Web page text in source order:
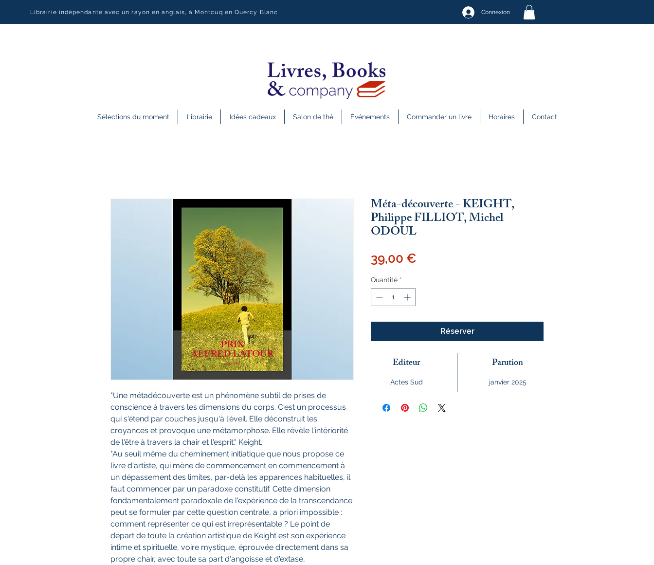
Librairie indépendante avec un rayon en anglais, à Montcuq en Quercy Blanc Connexion
Sélections du moment Librairie Idées cadeaux Salon de thé Événements Commander un livre Horaires Contact
"Une métadécouverte est un phénomène subtil de prises de
conscience à travers les dimensions du corps. C'est un processus
qui s'étend par couches jusqu'à l'éveil. Elle déconstruit les
croyances et provoque une métamorphose. Elle révèle l'intériorité
de l'être à travers la chair et l'esprit." Keight.
"Au seuil même du cheminement initiatique que nous propose ce
livre d'artiste, qui mène de commencement en commencement à
un dépassement des limites, par-delà les apparences habituelles, il
faut commencer par un paradoxe constitutif. Cette dimension
fondamentalement paradoxale de l'expérience de la transcendance
peut se formuler par cette question centrale, a priori impossible :
comment représenter ce qui est irreprésentable ? Le point de
départ de toute la création artistique de Keight est son expérience
intime et spirituelle, voire mystique, éprouvée directement dans sa
propre chair, avec toute sa part d'angoisse et d'extase,
Méta-découverte - KEIGHT,
Philippe FILLIOT, Michel
ODOUL
39,00 €
Quantité *
Réserver
Editeur
Actes Sud
Parution
janvier 2025